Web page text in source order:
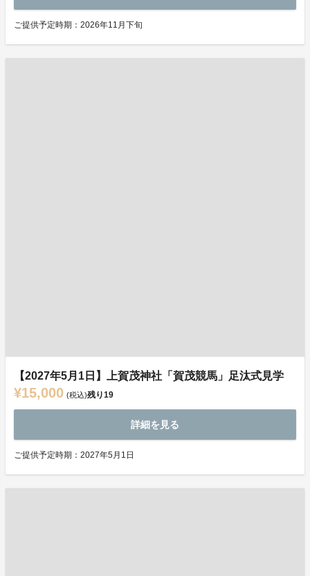
ご提供予定時期：2026年11月下旬
【2027年5月1日】上賀茂神社「賀茂競馬」足汰式見学
¥15,000 (税込)残り19
詳細を見る
ご提供予定時期：2027年5月1日